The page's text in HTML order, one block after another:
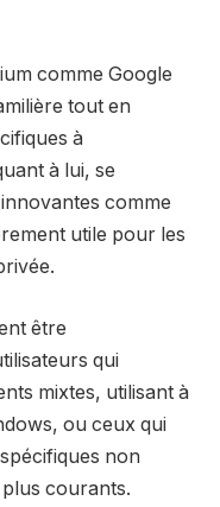
comme Google
tout en
à
à lui, se
comme
utile pour les
être
qui
mixtes, utilisant à
ou ceux qui
non
courants.